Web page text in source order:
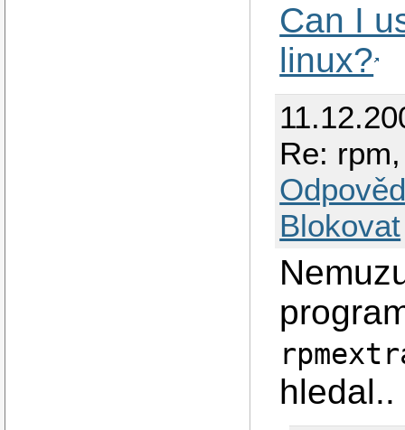
Can I
linux?
Re:
Blokovat
hledal..